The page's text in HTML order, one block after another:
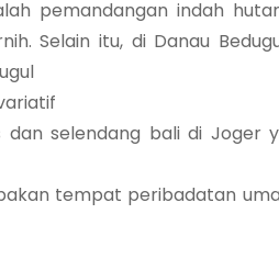
pemandangan indah
Selain itu, di Danau
selendang bali di Joger
tempat peribadatan